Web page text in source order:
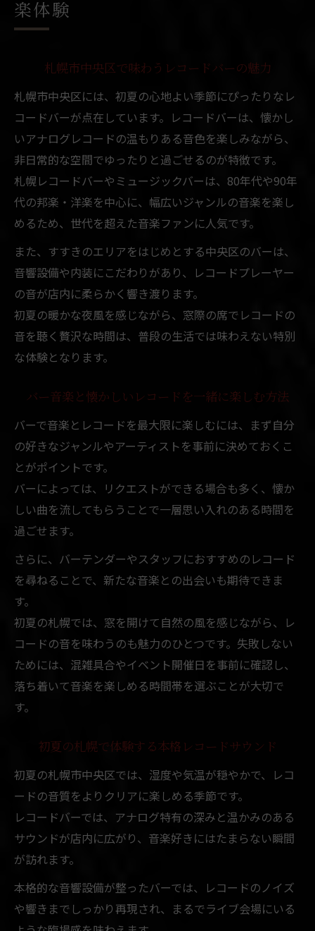
楽体験
札幌市中央区で味わうレコードバーの魅力
札幌市中央区には、初夏の心地よい季節にぴったりなレ
コードバーが点在しています。レコードバーは、懐かし
いアナログレコードの温もりある音色を楽しみながら、
非日常的な空間でゆったりと過ごせるのが特徴です。
札幌レコードバーやミュージックバーは、80年代や90年
代の邦楽・洋楽を中心に、幅広いジャンルの音楽を楽し
めるため、世代を超えた音楽ファンに人気です。
また、すすきのエリアをはじめとする中央区のバーは、
音響設備や内装にこだわりがあり、レコードプレーヤー
の音が店内に柔らかく響き渡ります。
初夏の暖かな夜風を感じながら、窓際の席でレコードの
音を聴く贅沢な時間は、普段の生活では味わえない特別
な体験となります。
バー音楽と懐かしいレコードを一緒に楽しむ方法
バーで音楽とレコードを最大限に楽しむには、まず自分
の好きなジャンルやアーティストを事前に決めておくこ
とがポイントです。
バーによっては、リクエストができる場合も多く、懐か
しい曲を流してもらうことで一層思い入れのある時間を
過ごせます。
さらに、バーテンダーやスタッフにおすすめのレコード
を尋ねることで、新たな音楽との出会いも期待できま
す。
初夏の札幌では、窓を開けて自然の風を感じながら、レ
コードの音を味わうのも魅力のひとつです。失敗しない
ためには、混雑具合やイベント開催日を事前に確認し、
落ち着いて音楽を楽しめる時間帯を選ぶことが大切で
す。
初夏の札幌で体験する本格レコードサウンド
初夏の札幌市中央区では、湿度や気温が穏やかで、レコ
ードの音質をよりクリアに楽しめる季節です。
レコードバーでは、アナログ特有の深みと温かみのある
サウンドが店内に広がり、音楽好きにはたまらない瞬間
が訪れます。
本格的な音響設備が整ったバーでは、レコードのノイズ
や響きまでしっかり再現され、まるでライブ会場にいる